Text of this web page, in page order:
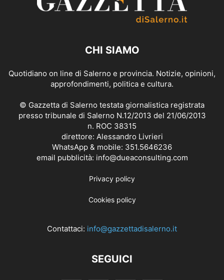
CHI SIAMO
Quotidiano on line di Salerno e provincia. Notizie, opinioni,
approfondimenti, politica e cultura.
© Gazzetta di Salerno testata giornalistica registrata
presso tribunale di Salerno N.12/2013 del 21/06/2013
n. ROC 38315
direttore: Alessandro Livrieri
WhatsApp & mobile: 351.5646236
email pubblicità: info@dueaconsulting.com
Privacy policy
Cookies policy
Contattaci: info@gazzettadisalerno.it
SEGUICI